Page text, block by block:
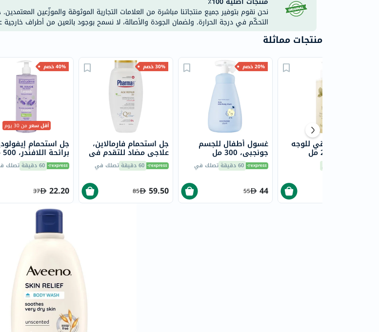
خسارة
الوزن
فحص
روتيني
باقة
الصحي
Original
IV
التحسس
الغذائي
الصحية
البشرة
والشعر
والمفاصل
والذاكرة
صحة
القلب
دعم
مرضى
نحن نقوم بتوفير جميع منتجاتنا مباشرة من العلامات التجارية الموثوقة والموزّعين
التحكّم في درجة الحرارة. ولضمان الجودة والأصالة، لا نسمح بوجود بائعين من أطراف خارجية
منتجات مماثلة
40% خصم
أقل سعرمن 30 يوم
جل استحمام
برائحة اللافندر، 500 مل
60 دقيقة تصلك
22.20
37
30% خصم
جل استحمام فارمالاين،
علاجي مضاد للتقدم في
السن بخلاصة Q10، 500
مل 60 دقيقة تصلك في
59.50
85
20% خصم
غسول أطفال للجسم
جونجبي، 300 مل
60 دقيقة تصلك في
44
55
غسول جل منقي للوجه
اليوم